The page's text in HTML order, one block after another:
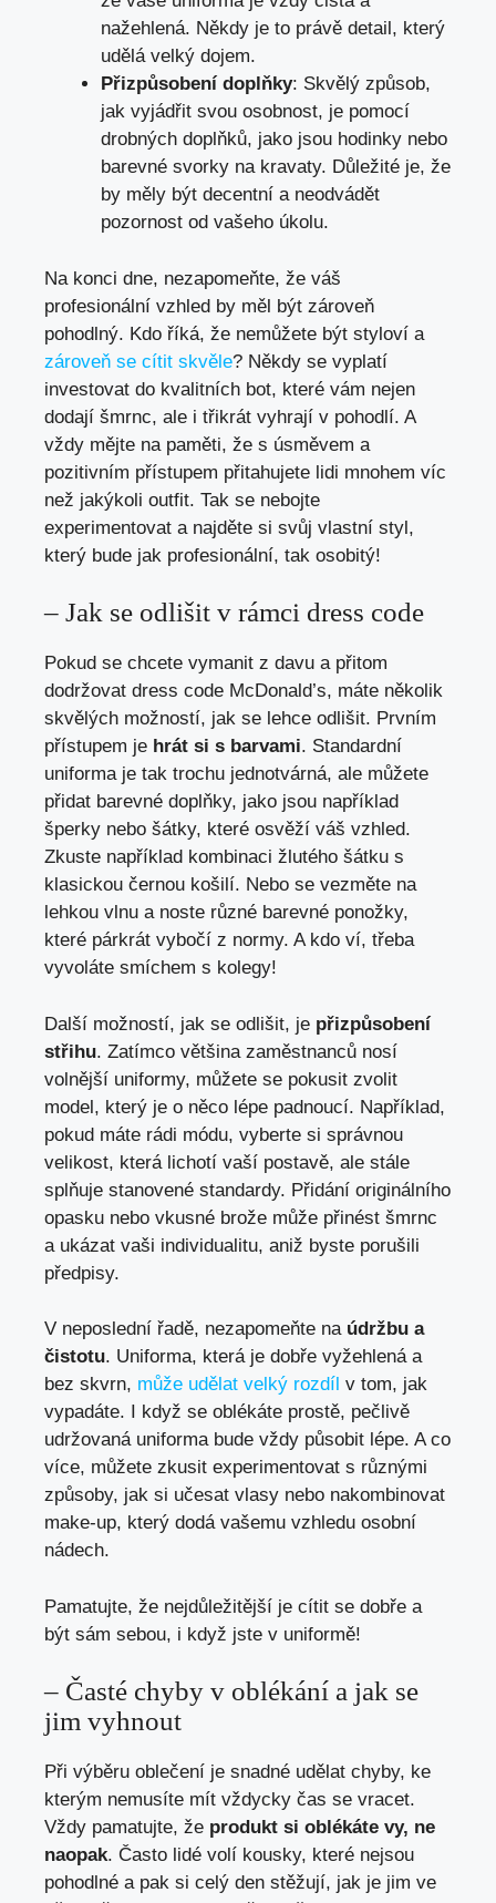
nažehlená. Někdy je to právě detail, který
udělá velký dojem.
Přizpůsobení doplňky: Skvělý způsob,
jak vyjádřit svou osobnost, je pomocí
drobných doplňků, jako jsou hodinky nebo
barevné svorky na kravaty. Důležité je, že
by měly být decentní a neodvádět
pozornost od vašeho úkolu.
Na konci dne, nezapomeňte, že váš
profesionální vzhled by měl být zároveň
pohodlný. Kdo říká, že nemůžete být styloví a
zároveň se cítit skvěle? Někdy se vyplatí
investovat do kvalitních bot, které vám nejen
dodají šmrnc, ale i třikrát vyhrají v pohodlí. A
vždy mějte na paměti, že s úsměvem a
pozitivním přístupem přitahujete lidi mnohem víc
než jakýkoli outfit. Tak se nebojte
experimentovat a najděte si svůj vlastní styl,
který bude jak profesionální, tak osobitý!
– Jak se odlišit v rámci dress code
Pokud se chcete vymanit z davu a přitom
dodržovat dress code McDonald’s, máte několik
skvělých možností, jak se lehce odlišit. Prvním
přístupem je hrát si s barvami. Standardní
uniforma je tak trochu jednotvárná, ale můžete
přidat barevné doplňky, jako jsou například
šperky nebo šátky, které osvěží váš vzhled.
Zkuste například kombinaci žlutého šátku s
klasickou černou košilí. Nebo se vezměte na
lehkou vlnu a noste různé barevné ponožky,
které párkrát vybočí z normy. A kdo ví, třeba
vyvoláte smíchem s kolegy!
Další možností, jak se odlišit, je přizpůsobení
střihu. Zatímco většina zaměstnanců nosí
volnější uniformy, můžete se pokusit zvolit
model, který je o něco lépe padnoucí. Například,
pokud máte rádi módu, vyberte si správnou
velikost, která lichotí vaší postavě, ale stále
splňuje stanovené standardy. Přidání originálního
opasku nebo vkusné brože může přinést šmrnc
a ukázat vaši individualitu, aniž byste porušili
předpisy.
V neposlední řadě, nezapomeňte na údržbu a
čistotu. Uniforma, která je dobře vyžehlená a
bez skvrn, může udělat velký rozdíl v tom, jak
vypadáte. I když se oblékáte prostě, pečlivě
udržovaná uniforma bude vždy působit lépe. A co
více, můžete zkusit experimentovat s různými
způsoby, jak si učesat vlasy nebo nakombinovat
make-up, který dodá vašemu vzhledu osobní
nádech.
Pamatujte, že nejdůležitější je cítit se dobře a
být sám sebou, i když jste v uniformě!
– Časté chyby v oblékání a jak se
jim vyhnout
Při výběru oblečení je snadné udělat chyby, ke
kterým nemusíte mít vždycky čas se vracet.
Vždy pamatujte, že produkt si oblékáte vy, ne
naopak. Často lidé volí kousky, které nejsou
pohodlné a pak si celý den stěžují, jak je jim ve